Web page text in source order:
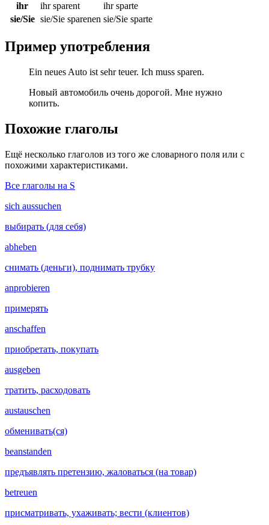
ihr
ihr sparent
ihr sparte
sie/Sie sie/Sie sparenen sie/Sie sparte
Пример употребления
Ein neues Auto ist sehr teuer. Ich muss sparen.
Новый автомобиль очень дорогой. Мне нужно
копить.
Похожие глаголы
Ещё несколько глаголов из того же словарного поля или с
похожими характеристиками.
Все глаголы на S
sich aussuchen
выбирать (для себя)
abheben
снимать (деньги), поднимать трубку
anprobieren
примерять
anschaffen
приобретать, покупать
ausgeben
тратить, расходовать
austauschen
обменивать(ся)
beanstanden
предъявлять претензию, жаловаться (на товар)
betreuen
присматривать, ухаживать; вести (клиентов)